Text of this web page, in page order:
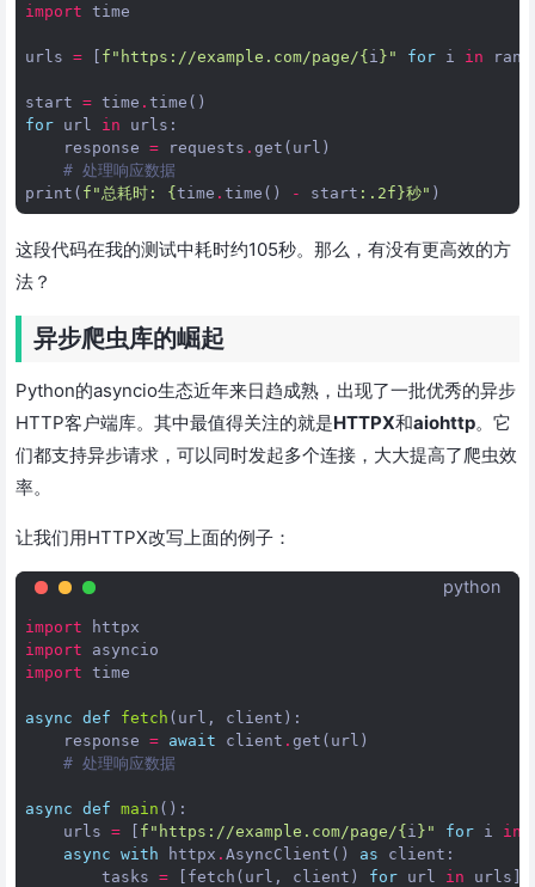
import time
urls = f "https://example.com/page/{ i } " for i in
start = time . time ()
for url in urls :
response = requests . get ( url )
# 处理响应数据
print ( f "总耗时: { time . time () - start : .2f }秒" )
这段代码在我的测试中耗时约105秒。那么，有没有更高效的方
法？
异步爬虫库的崛起
Python的asyncio生态近年来日趋成熟，出现了一批优秀的异步
HTTP客户端库。其中最值得关注的就是HTTPX和aiohttp。它
们都支持异步请求，可以同时发起多个连接，大大提高了爬虫效
率。
让我们用HTTPX改写上面的例子：
python
import
httpx
import
asyncio
import time
async def fetch ( url , client ):
response = await client . get ( url )
# 处理响应数据
async def main ():
urls = f "https://example.com/page/{ i } " for i in
async with httpx . AsyncClient () as client :
tasks = fetch ( url , client ) for url in urls